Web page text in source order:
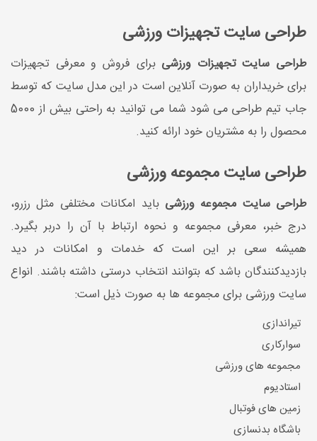
طراحی سایت تجهیزات ورزشی
طراحی سایت تجهیزات ورزشی برای فروش و معرفی تجهیزات
برای خریداران به صورت آنلاین است در این مدل سایت که توسط
جاب تیم طراحی می شود شما می توانید به راحتی بیش از 5000
محصول را به مشتریان خود ارائه کنید.
طراحی سایت مجموعه ورزشی
طراحی سایت مجموعه ورزشی باید امکانات مختلفی مثل رزرو،
درج خبر، معرفی مجموعه و نحوه ارتباط با آن را دربر بگیرد.
همیشه سعی بر این است که خدمات و امکانات در دید
بازدیدکنندگان باشد که بتوانند انتخاب درستی داشته باشند. انواع
سایت ورزشی برای مجموعه ها به صورت ذیل است:
تیراندازی
سوارکاری
مجموعه های ورزشی
استادیوم
زمین های فوتبال
باشگاه بدنسازی